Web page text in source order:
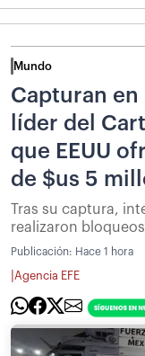
Mundo
Capturan en
líder del
que EEUU
de $us 5
Tras su captura,
realizaron bloqueos
Publicación: Hace 1 hora
Agencia EFE